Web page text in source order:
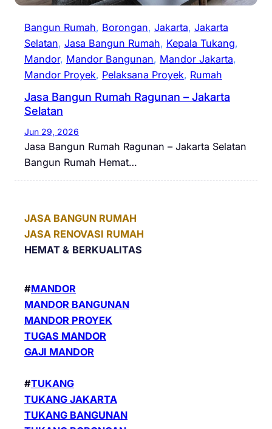
Bangun Rumah, Borongan, Jakarta, Jakarta
Selatan, Jasa Bangun Rumah, Kepala Tukang
Mandor, Mandor Bangunan, Mandor Jakarta
Mandor Proyek, Pelaksana Proyek, Rumah
Jasa Bangun Rumah Ragunan – Jakarta
Selatan
Jun 29, 2026
Jasa Bangun Rumah Ragunan – Jakarta Selatan
Bangun Rumah Hemat…
JASA BANGUN RUMAH
JASA RENOVASI RUMAH
HEMAT & BERKUALITAS
#MANDOR
MANDOR BANGUNAN
MANDOR PROYEK
TUGAS MANDOR
GAJI MANDOR
#TUKANG
TUKANG JAKARTA
TUKANG BANGUNAN